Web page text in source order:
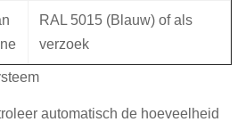
RAL 5015 (Blauw) of als
verzoek
automatisch de hoeveelheid